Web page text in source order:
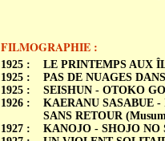
FILMOGRAPHIE :
1925 :
1925 :
1925 :
1926 :
1927 :
LE PRINTEMPS AUX
PAS DE NUAGES
SEISHUN - OTOKO
KAERANU SASABUE
SANS RETOUR
KANOJO - SHOJO NO